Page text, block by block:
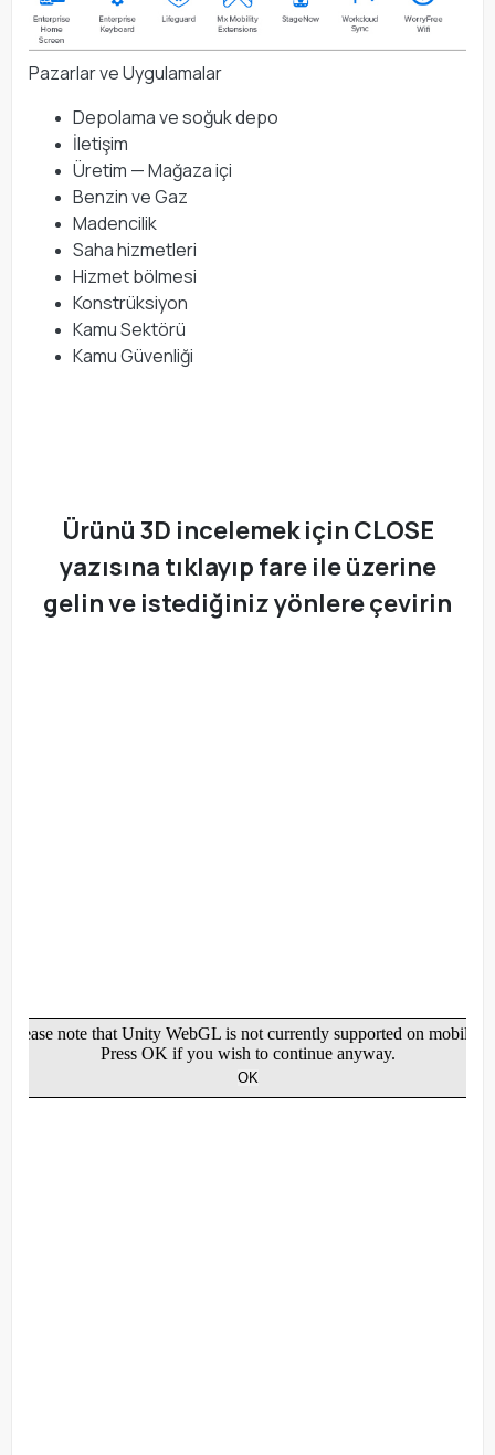
Pazarlar ve Uygulamalar
Depolama ve soğuk depo
İletişim
Üretim — Mağaza içi
Benzin ve Gaz
Madencilik
Saha hizmetleri
Hizmet bölmesi
Konstrüksiyon
Kamu Sektörü
Kamu Güvenliği
Ürünü 3D incelemek için CLOSE
yazısına tıklayıp fare ile üzerine
gelin ve istediğiniz yönlere çevirin